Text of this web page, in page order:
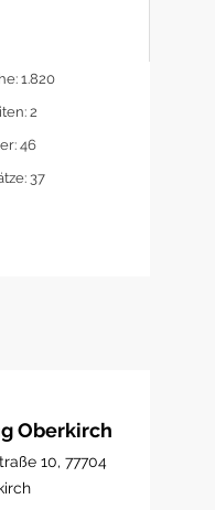
1.820
2
46
37
Oberkirch
10, 77704